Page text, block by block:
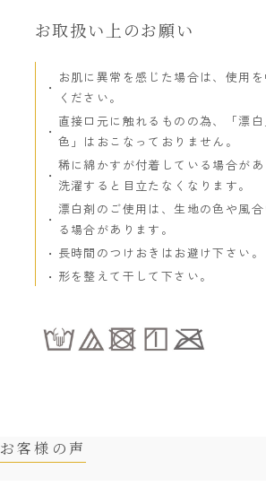
お取扱い上のお願い
お肌に異常を感じた場合は、使用を
ください。
直接口元に触れるものの為、「漂
色」はおこなっておりません。
稀に綿かすが付着している場合が
洗濯すると目立たなくなります。
漂白剤のご使用は、生地の色や風
る場合があります。
長時間のつけおきはお避け下さい。
形を整えて干して下さい。
お客様の声